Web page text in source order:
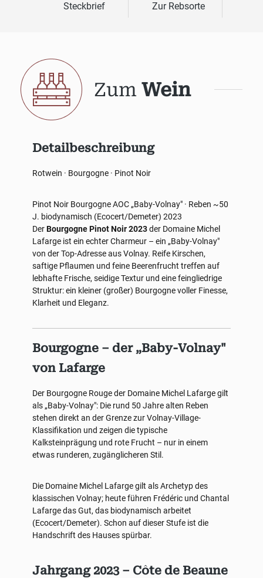
Steckbrief Zur Rebsorte
Zum Wein
Detailbeschreibung
Rotwein · Bourgogne · Pinot Noir
Pinot Noir Bourgogne AOC „Baby-Volnay" · Reben ~50
J. biodynamisch (Ecocert/Demeter) 2023
DerBourgogne Pinot Noir 2023der Domaine Michel
Lafarge ist ein echter Charmeur – ein „Baby-Volnay"
von der Top-Adresse aus Volnay. Reife Kirschen,
saftige Pflaumen und feine Beerenfrucht treffen auf
lebhafte Frische, seidige Textur und eine feingliedrige
Struktur: ein kleiner (großer) Bourgogne voller Finesse,
Klarheit und Eleganz.
Bourgogne – der „Baby-Volnay"
von Lafarge
Der Bourgogne Rouge der Domaine Michel Lafarge gilt
als „Baby-Volnay": Die rund 50 Jahre alten Reben
stehen direkt an der Grenze zur Volnay-Village-
Klassifikation und zeigen die typische
Kalksteinprägung und rote Frucht – nur in einem
etwas runderen, zugänglicheren Stil.
Die Domaine Michel Lafarge gilt als Archetyp des
klassischen Volnay; heute führen Frédéric und Chantal
Lafarge das Gut, das biodynamisch arbeitet
(Ecocert/Demeter). Schon auf dieser Stufe ist die
Handschrift des Hauses spürbar.
Jahrgang 2023 – Côte de Beaune